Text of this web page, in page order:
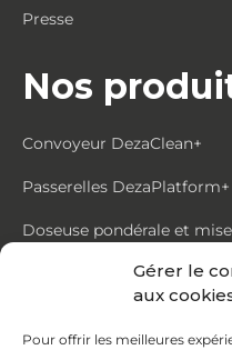
Gérer le
aux
Pour offrir les meilleures
Presse
Nos
Convoyeur DezaClean+
Passerelles DezaPlatform+
Doseuse pondérale et
Trémie mouvante